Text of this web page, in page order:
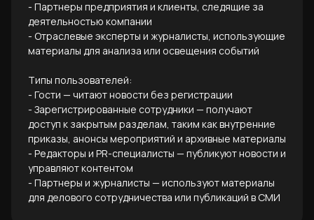
- Партнеры предприятия и клиенты, следящие за
деятельностью компании
- Отраслевые эксперты и журналисты, использующие
материалы для анализа или освещения событий
Типы пользователей:
- Гости — читают новости без регистрации
- Зарегистрированные сотрудники — получают
доступ к закрытым разделам, таким как внутренние
приказы, анонсы мероприятий и архивные материалы
- Редакторы и PR-специалисты — публикуют новости и
управляют контентом
- Партнеры и журналисты — используют материалы
для делового сотрудничества или публикаций в СМИ